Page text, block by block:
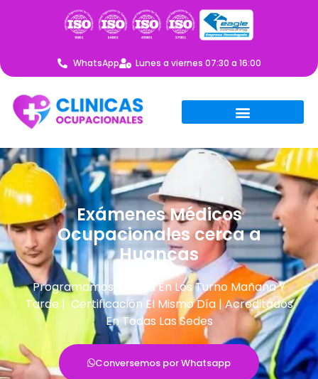
WhatsApp Lunes a viernes 07:30 a 16:00
Exámenes Médicos
Ocupacionales cerca a
Huancas
Programamos Tu Cita En Los Turno Mañana Y
Tarde | Certificación El Mismo Día | Acreditados
En Todas Las Sedes
Conversemos por Whatsapp